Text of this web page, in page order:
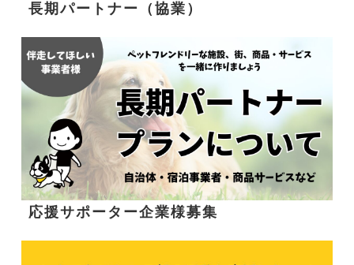
長期パートナー（協業）
応援サポーター企業様募集